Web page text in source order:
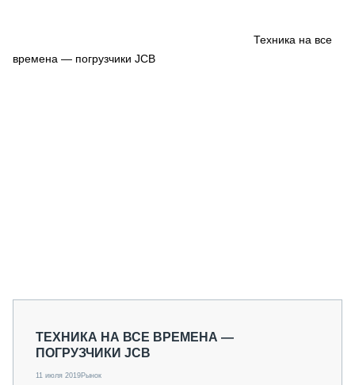
СПЕЦПРОЕКТЫ
Техника на все
времена — погрузчики JCB
ТЕХНИКА НА ВСЕ ВРЕМЕНА —
ПОГРУЗЧИКИ JCB
11 июля 2019Рынок